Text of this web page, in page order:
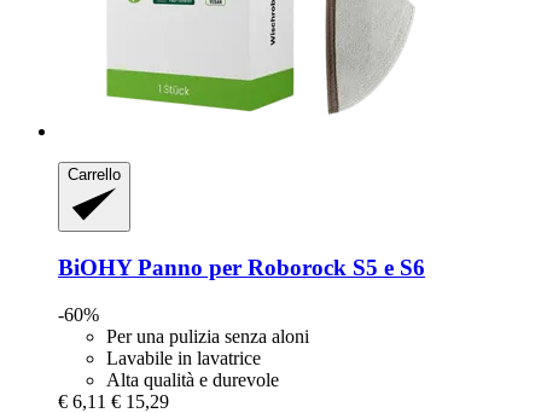
Carrello
BiOHYPanno per Roborock S5 e S6
-60%
Per una pulizia senza aloni
Lavabile in lavatrice
Alta qualità e durevole
€ 6,11 € 15,29